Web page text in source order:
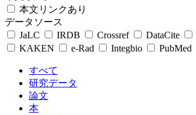
本文リンクあり
データソース
JaLC
IRDB Crossref DataCite
KAKEN
e-Rad Integbio PubMed
すべて
研究データ
論文
本